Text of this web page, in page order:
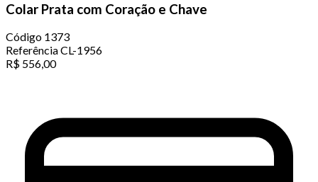
Colar Prata com Coração e Chave
Código 1373
ReferênciaCL-1956
R$ 556,00